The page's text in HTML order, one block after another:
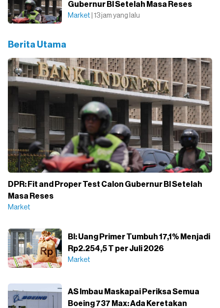
Gubernur BI Setelah Masa Reses
Market | 13 jam yang lalu
Berita Utama
DPR: Fit and Proper Test Calon Gubernur BI Setelah
Masa Reses
Market
BI: Uang Primer Tumbuh 17,1% Menjadi
Rp2.254,5 T per Juli 2026
Market
AS Imbau Maskapai Periksa Semua
Boeing 737 Max: Ada Keretakan